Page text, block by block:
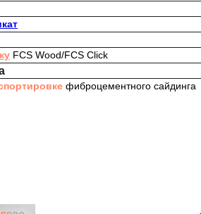
FCS Wood/FCS Click
фиброцементного сайдинга